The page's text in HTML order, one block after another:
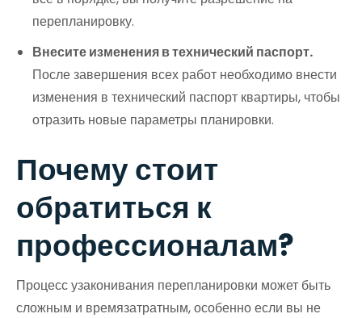
перепланировку.
Внесите изменения в технический паспорт.
После завершения всех работ необходимо внести
изменения в технический паспорт квартиры, чтобы
отразить новые параметры планировки.
Почему стоит
обратиться к
профессионалам?
Процесс узаконивания перепланировки может быть
сложным и времязатратным, особенно если вы не